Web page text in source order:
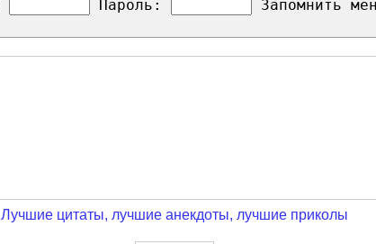
Пароль:
Запомнить
Лучшие цитаты, лучшие анекдоты, лучшие приколы